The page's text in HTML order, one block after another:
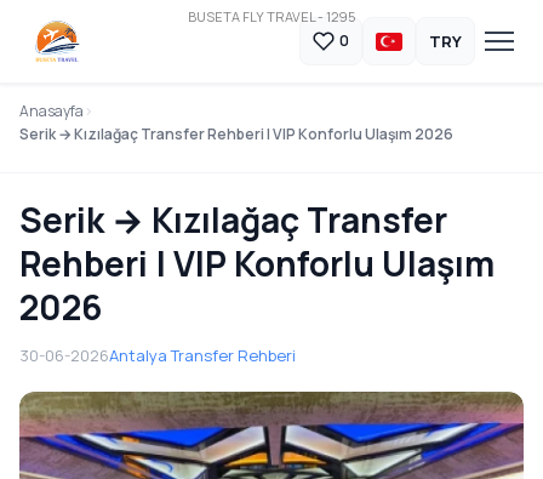
BUSETA FLY TRAVEL - 1295
0 TRY
Anasayfa
Serik → Kızılağaç Transfer Rehberi | VIP Konforlu Ulaşım 2026
Serik → Kızılağaç Transfer
Rehberi | VIP Konforlu Ulaşım
2026
30-06-2026Antalya Transfer Rehberi